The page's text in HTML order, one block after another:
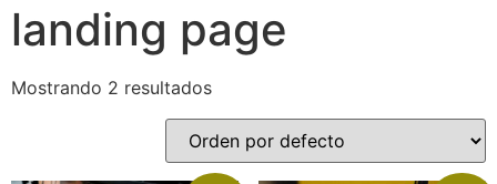
landing page
Mostrando 2 resultados